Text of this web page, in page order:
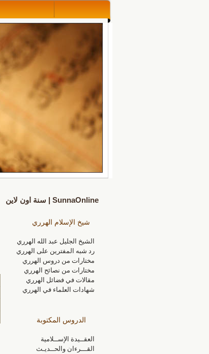
SunnaOnline | سنة اون لاين
شيخ الإسلام الهرري
الشيخ الجليل عبد الله الهرري
رد شبه المفترين على الهرري
مختارات من دروس الهرري
مختارات من نصائح الهرري
مقالات في فضائل الهرري
شهادات العلماء في الهرري
الدروس المكتوبة
العقــيدة الإســلامية
القـــرءان والحــديـث